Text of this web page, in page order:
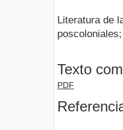
Literatura de
Texto
PDF